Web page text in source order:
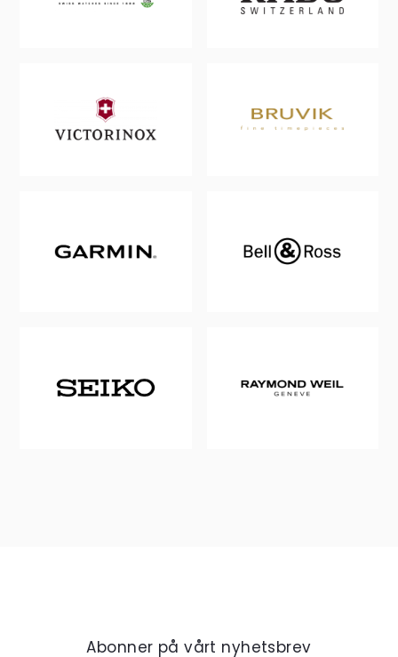
Abonner på vårt nyhetsbrev